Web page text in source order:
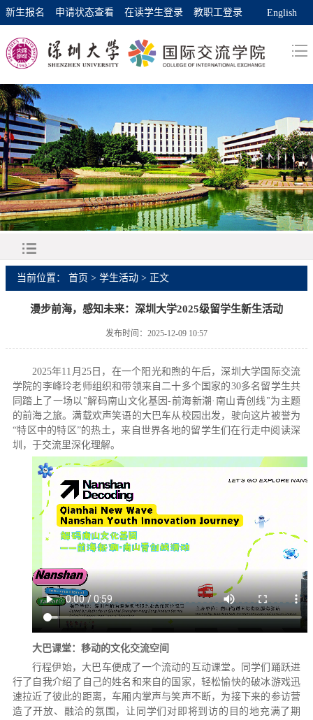
新生报名 申请状态查看 在读学生登录 教职工登录 English
当前位置： 首页 > 学生活动 > 正文
漫步前海，感知未来：深圳大学2025级留学生新生活动
发布时间：2025-12-09 10:57
2025年11月25日，在一个阳光和煦的午后，深圳大学国际交流
学院的李峰玲老师组织和带领来自二十多个国家的30多名留学生共
同踏上了一场以"解码南山文化基因-前海新潮·南山青创线"为主题
的前海之旅。满载欢声笑语的大巴车从校园出发，驶向这片被誉为
“特区中的特区”的热土，来自世界各地的留学生们在行走中阅读深
圳，于交流里深化理解。
大巴课堂：移动的文化交流空间
行程伊始，大巴车便成了一个流动的互动课堂。同学们踊跃进
行了自我介绍了自己的姓名和来自的国家，轻松愉快的破冰游戏迅
速拉近了彼此的距离，车厢内掌声与笑声不断，为接下来的参访营
造了开放、融洽的氛围，让同学们对即将到访的目的地充满了期